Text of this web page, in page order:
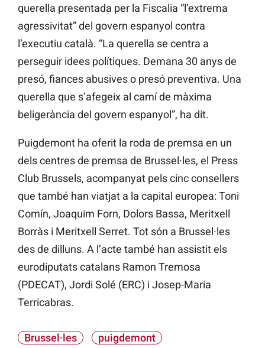
querella presentada per la Fiscalia “l’extrema
agressivitat” del govern espanyol contra
l’executiu català. “La querella se centra a
perseguir idees polítiques. Demana 30 anys de
presó, fiances abusives o presó preventiva. Una
querella que s’afegeix al camí de màxima
beligerància del govern espanyol”, ha dit.
Puigdemont ha oferit la roda de premsa en un
dels centres de premsa de Brussel·les, el Press
Club Brussels, acompanyat pels cinc consellers
que també han viatjat a la capital europea: Toni
Comín, Joaquim Forn, Dolors Bassa, Meritxell
Borràs i Meritxell Serret. Tot són a Brussel·les
des de dilluns. A l’acte també han assistit els
eurodiputats catalans Ramon Tremosa
(PDECAT), Jordi Solé (ERC) i Josep-Maria
Terricabras.
Brussel·les puigdemont